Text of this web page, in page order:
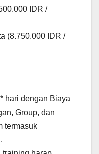
IDR /
(8.750.000 IDR /
hari dengan Biaya
Group, dan
termasuk